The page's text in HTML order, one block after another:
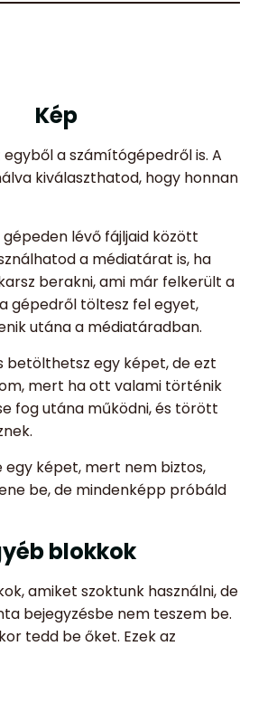
Kép
a számítógépedről is. A
kiválaszthatod, hogy honnan
lévő fájljaid között
a médiatárat is, ha
berakni, ami már felkerült a
gépedről töltesz fel egyet,
utána a médiatáradban.
betölthetsz egy képet, de ezt
mert ha ott valami történik
fog utána működni, és törött
egy képet, mert nem biztos,
be, de mindenképp próbáld
blokkok
amiket szoktunk használni, de
bejegyzésbe nem teszem be.
tedd be őket. Ezek az